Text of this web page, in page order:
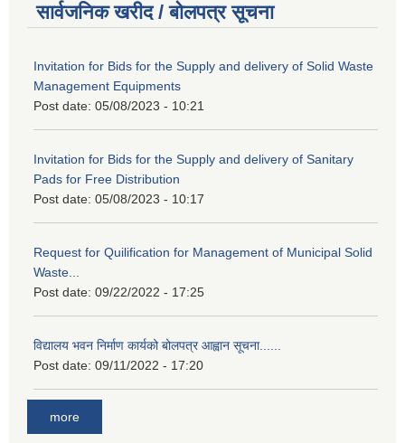
सार्वजनिक खरीद / बोलपत्र सूचना
Invitation for Bids for the Supply and delivery of Solid Waste
Management Equipments
Post date: 05/08/2023 - 10:21
Invitation for Bids for the Supply and delivery of Sanitary
Pads for Free Distribution
Post date: 05/08/2023 - 10:17
Request for Quilification for Management of Municipal Solid
Waste...
Post date: 09/22/2022 - 17:25
विद्यालय भवन निर्माण कार्यको बोलपत्र आह्वान सूचना......
Post date: 09/11/2022 - 17:20
more